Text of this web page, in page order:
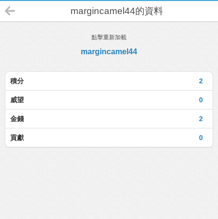
margincamel44的資料
點擊重新加載
margincamel44
2
積分
0
威望
2
金錢
0
貢獻